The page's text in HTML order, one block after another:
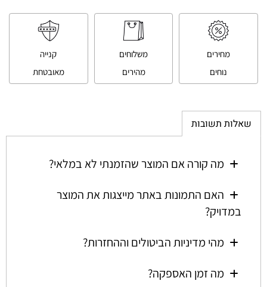
מחירים
נוחים
משלוחים
מהירים
קנייה
מאובטחת
שאלות תשובות
מה קורה אם המוצר שהזמנתי לא במלאי?
האם התמונות באתר מייצגות את המוצר
במדויק?
מהי מדיניות הביטולים וההחזרות?
מה זמן האספקה?